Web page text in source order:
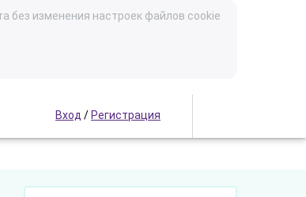
без изменения настроек файлов cookie
Вход / Регистрация